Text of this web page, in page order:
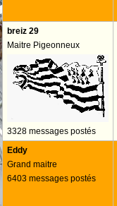
breiz 29
Maitre Pigeonneux
3328 messages postés
Eddy
Grand maitre
6403 messages postés